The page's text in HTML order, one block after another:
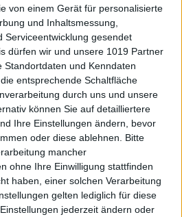
von einem Gerät für personalisierte
und Inhaltsmessung,
Serviceentwicklung gesendet
dürfen wir und unsere 1019 Partner
Standortdaten und Kenndaten
entsprechende Schaltfläche
durch uns und unsere
können Sie auf detailliertere
Ihre Einstellungen ändern, bevor
oder diese ablehnen.
Bitte
mancher
ohne Ihre Einwilligung stattfinden
haben, einer solchen Verarbeitung
gelten lediglich für diese
jederzeit ändern oder